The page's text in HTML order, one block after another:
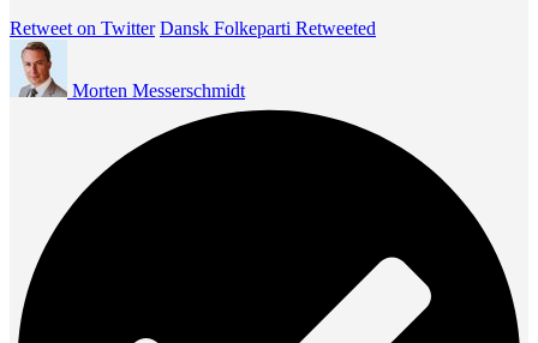
Retweet on Twitter Dansk Folkeparti Retweeted
Morten Messerschmidt